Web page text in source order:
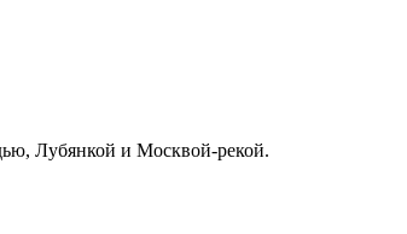
Лубянкой и Москвой-рекой.